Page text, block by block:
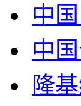
中
中
隆